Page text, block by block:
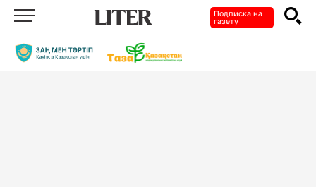
Подписка на
газету